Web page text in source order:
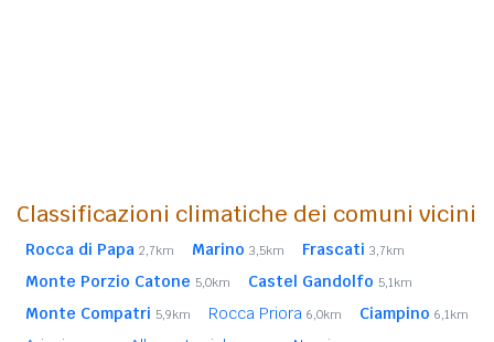
Classificazioni climatiche dei comuni vicini
Rocca di Papa 2,7km Marino 3,5km Frascati 3,7km
Monte Porzio Catone 5,0km Castel Gandolfo 5,1km
Monte Compatri 5,9km Rocca Priora 6,0km Ciampino 6,1km